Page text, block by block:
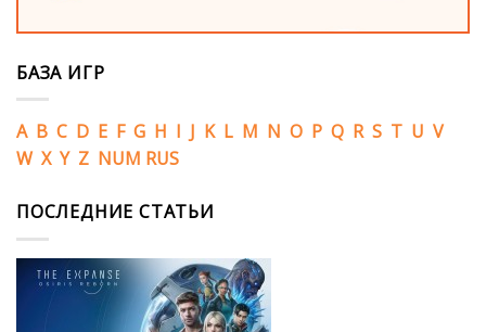
БАЗА ИГР
A B C D E F G H I J K L M N O P Q R S T U V
W X Y Z NUM RUS
ПОСЛЕДНИЕ СТАТЬИ